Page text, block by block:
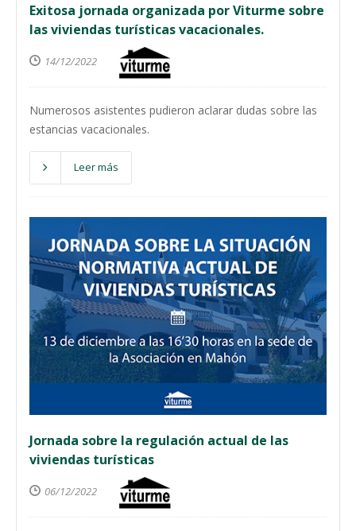
Exitosa jornada organizada por Viturme sobre
las viviendas turísticas vacacionales.
14/12/2022
Numerosos asistentes pudieron aclarar dudas sobre las
estancias vacacionales.
Leer más
Jornada sobre la regulación actual de las
viviendas turísticas
06/12/2022